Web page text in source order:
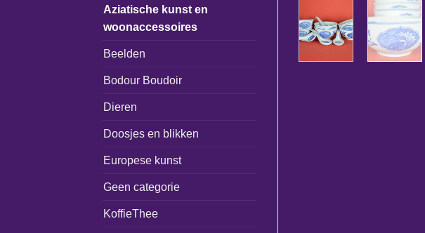
Aziatische kunst en
woonaccessoires
Beelden
Bodour Boudoir
Dieren
Doosjes en blikken
Europese kunst
Geen categorie
KoffieThee